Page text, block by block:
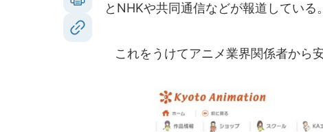
とNHKや共同通信などが報道している。
これをうけてアニメ業界関係者から